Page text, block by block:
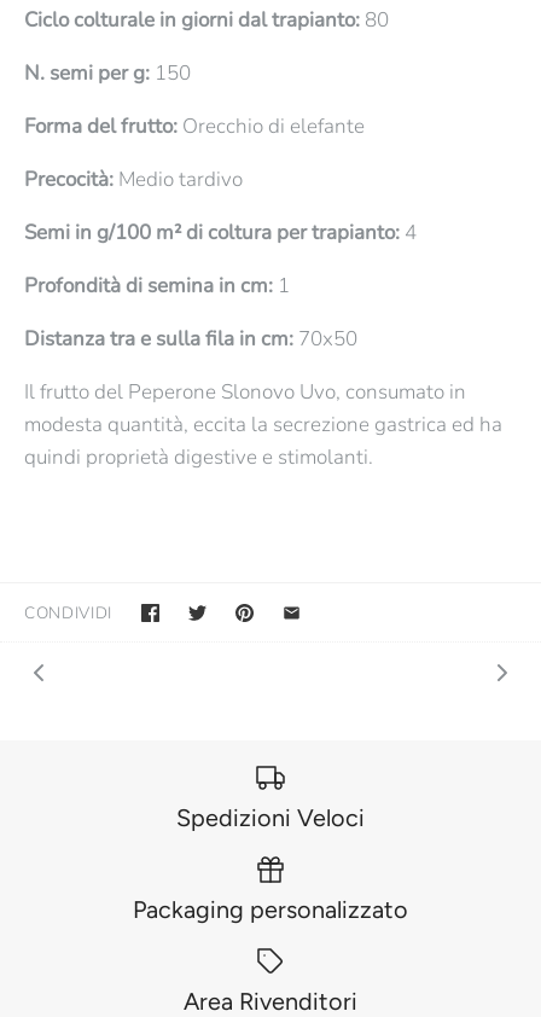
Ciclo colturale in giorni dal trapianto: 80
N. semi per g: 150
Forma del frutto: Orecchio di elefante
Precocità: Medio tardivo
Semi in g/100 m² di coltura per trapianto: 4
Profondità di semina in cm: 1
Distanza tra e sulla fila in cm: 70x50
Il frutto del Peperone Slonovo Uvo, consumato in
modesta quantità, eccita la secrezione gastrica ed ha
quindi proprietà digestive e stimolanti.
CONDIVIDI
Spedizioni Veloci
Packaging personalizzato
Area Rivenditori